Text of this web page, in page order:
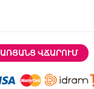
ԱՌՑԱՆՑ ՎՃԱՐՈՒՄ